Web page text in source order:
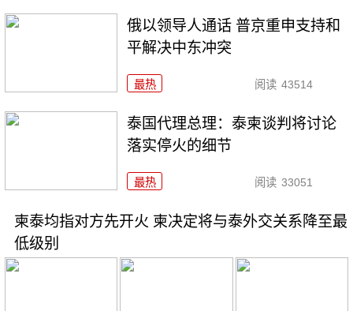
俄以领导人通话 普京重申支持和
平解决中东冲突
最热 阅读 43514
泰国代理总理：泰柬谈判将讨论
落实停火的细节
最热 阅读 33051
柬泰均指对方先开火 柬决定将与泰外交关系降至最
低级别